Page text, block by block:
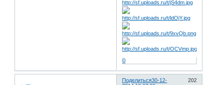
0
Поделиться 202
30-12-